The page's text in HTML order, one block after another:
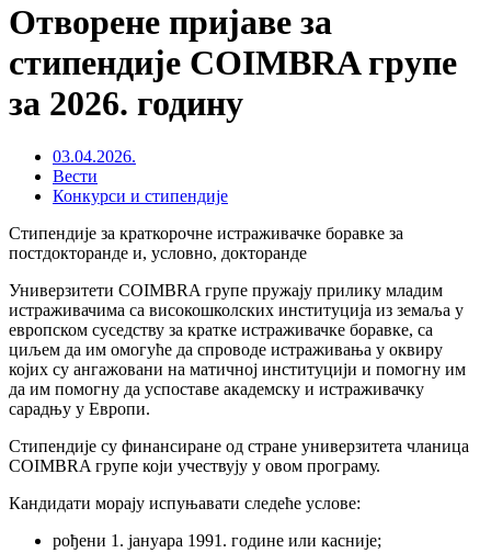
Отворене пријаве за
стипендије COIMBRA групе
за 2026. годину
03.04.2026.
Вести
Конкурси и стипендије
Стипендије за краткорочне истраживачке боравке за
постдокторанде и, условно, докторанде
Универзитети COIMBRA групе пружају прилику младим
истраживачима са високошколских институција из земаља у
европском суседству за кратке истраживачке боравке, са
циљем да им омогуће да спроводе истраживања у оквиру
којих су ангажовани на матичној институцији и помогну им
да им помогну да успоставе академску и истраживачку
сарадњу у Европи.
Стипендије су финансиране од стране универзитета чланица
COIMBRA групе који учествују у овом програму.
Кандидати морају испуњавати следеће услове:
рођени 1. јануара 1991. године или касније;